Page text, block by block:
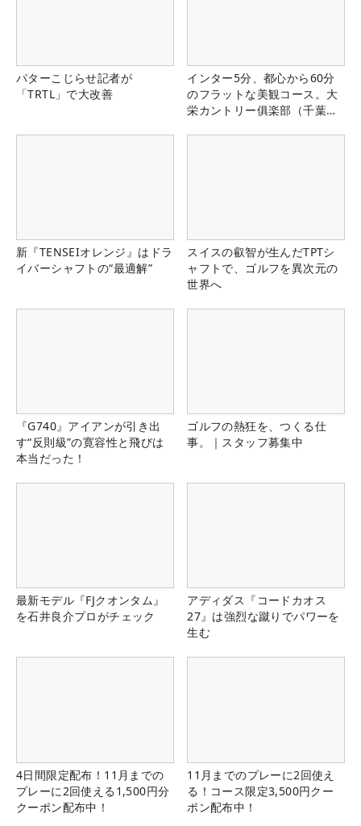
パターこじらせ記者が
「TRTL」で大改善
インター5分、都心から60分
のフラットな美観コース。大
栄カントリー俱楽部（千葉
新『TENSEIオレンジ』はドラ
イバーシャフトの“最適解”
スイスの叡智が生んだTPTシ
ャフトで、ゴルフを異次元の
世界へ
『G740』アイアンが引き出
す“反則級”の寛容性と飛びは
本当だった！
ゴルフの熱狂を、つくる仕
事。｜スタッフ募集中
最新モデル『FJクオンタム』
を石井良介プロがチェック
アディダス『コードカオス
27』は強烈な蹴りでパワーを
生む
4日間限定配布！11月までの
プレーに2回使える1,500円分
クーポン配布中！
11月までのプレーに2回使え
る！コース限定3,500円クー
ポン配布中！